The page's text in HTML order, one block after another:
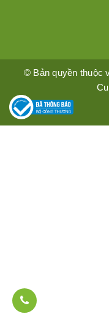
© Bản quyền thuộc